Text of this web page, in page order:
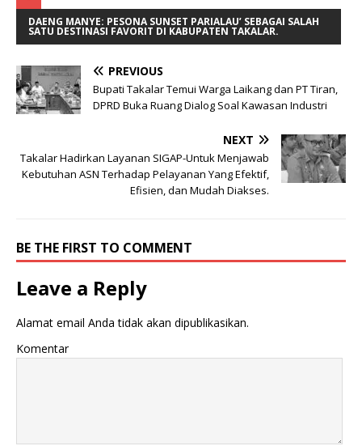
DAENG MANYE: PESONA SUNSET PARIALAU’ SEBAGAI SALAH
SATU DESTINASI FAVORIT DI KABUPATEN TAKALAR.
PREVIOUS
Bupati Takalar Temui Warga Laikang dan PT Tiran,
DPRD Buka Ruang Dialog Soal Kawasan Industri
NEXT
Takalar Hadirkan Layanan SIGAP-Untuk Menjawab
Kebutuhan ASN Terhadap Pelayanan Yang Efektif,
Efisien, dan Mudah Diakses.
BE THE FIRST TO COMMENT
Leave a Reply
Alamat email Anda tidak akan dipublikasikan.
Komentar